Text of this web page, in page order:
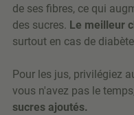
de ses fibres, ce qui
des sucres. Le meilleur
surtout en cas de
Pour les jus, privilégiez
vous n'avez pas le temps,
sucres ajoutés.